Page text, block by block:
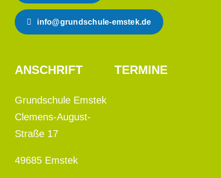
info@grundschule-emstek.de
ANSCHRIFT
Grundschule Emstek
Clemens-August-
Straße 17
49685 Emstek
TERMINE